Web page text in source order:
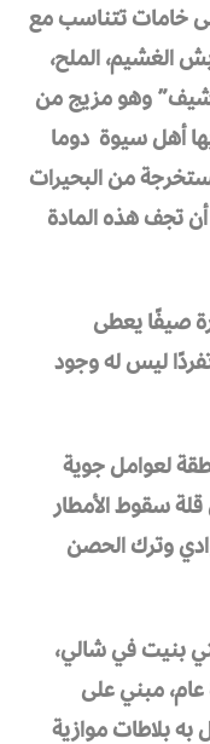
خامات تتناسب مع
الغشيم، الملح،
وهو مزيج من
أهل سيوة دوما
من البحيرات
تجف هذه المادة
صيفًا يعطى
ليس له وجود
لعوامل جوية
في عام 1826م، على الرغم من قلة سقوط الأمطار
وترك الحصن
بنيت في شالي،
ويُعرف بمسجد مقبل، أو باسم (تطندى)، وهو مسجد قديم يرجع تاريخه لما يقارب 800 عام، مبني على
بلاطات موازية